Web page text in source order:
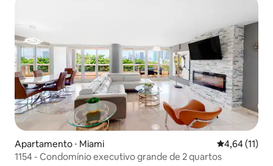
Apartamento ⋅ Miami 4,64 de uma
4,64 (11)
1154 - Condomínio executivo grande de 2 quartos